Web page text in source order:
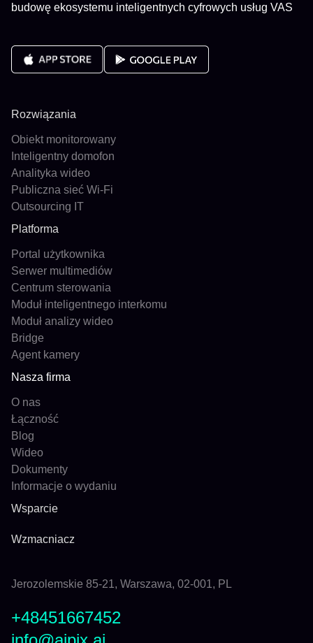
budowę ekosystemu inteligentnych cyfrowych usług VAS
Rozwiązania
Obiekt monitorowany
Inteligentny domofon
Analityka wideo
Publiczna sieć Wi-Fi
Outsourcing IT
Platforma
Portal użytkownika
Serwer multimediów
Centrum sterowania
Moduł inteligentnego interkomu
Moduł analizy wideo
Bridge
Agent kamery
Nasza firma
O nas
Łączność
Blog
Wideo
Dokumenty
Informacje o wydaniu
Wsparcie
Wzmacniacz
Jerozolemskie 85-21, Warszawa, 02-001, PL
+48451667452